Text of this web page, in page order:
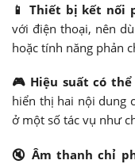
📱 Thiết bị kết nối
với điện thoại, nên
hoặc tính năng phản
🎮 Hiệu suất có
hiển thị hai nội dung
ở một số tác vụ như
🔇 Âm thanh chỉ